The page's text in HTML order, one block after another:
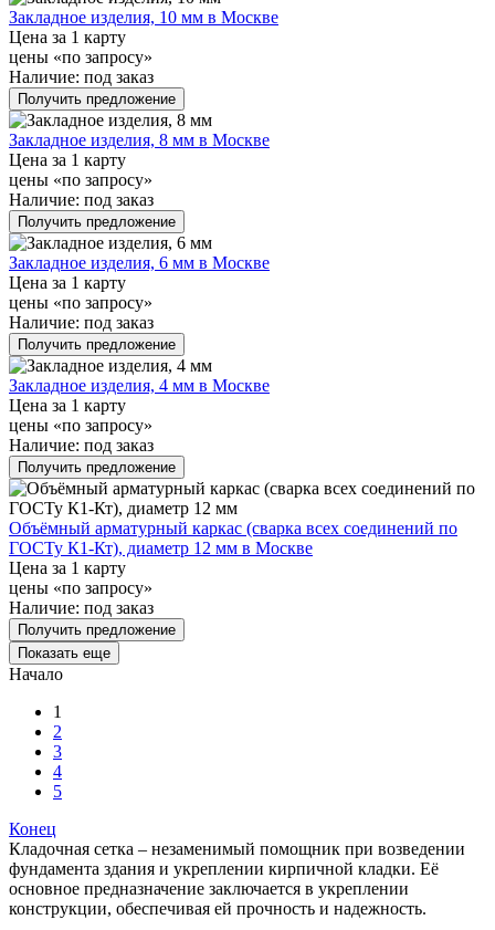
Закладное изделия, 10 мм в Москве
Цена за 1 карту
цены «по запросу»
Наличие: под заказ
Получить предложение
Закладное изделия, 8 мм в Москве
Цена за 1 карту
цены «по запросу»
Наличие: под заказ
Получить предложение
Закладное изделия, 6 мм в Москве
Цена за 1 карту
цены «по запросу»
Наличие: под заказ
Получить предложение
Закладное изделия, 4 мм в Москве
Цена за 1 карту
цены «по запросу»
Наличие: под заказ
Получить предложение
Объёмный арматурный каркас (сварка всех соединений по
ГОСТу К1-Кт), диаметр 12 мм в Москве
Цена за 1 карту
цены «по запросу»
Наличие: под заказ
Получить предложение
Показать еще
Начало
1
2
3
4
5
Конец
Кладочная сетка – незаменимый помощник при возведении
фундамента здания и укреплении кирпичной кладки. Её
основное предназначение заключается в укреплении
конструкции, обеспечивая ей прочность и надежность.